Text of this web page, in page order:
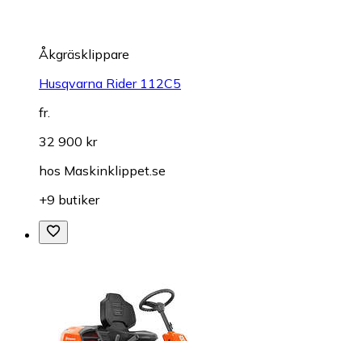
Åkgräsklippare
Husqvarna Rider 112C5
fr.
32 900 kr
hos Maskinklippet.se
+9 butiker